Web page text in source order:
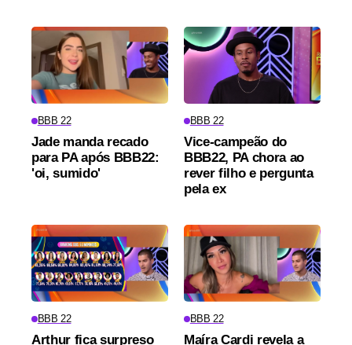
BBB 22
Jade manda recado
para PA após BBB22:
'oi, sumido'
BBB 22
Vice-campeão do
BBB22, PA chora ao
rever filho e pergunta
pela ex
BBB 22
Arthur fica surpreso
BBB 22
Maíra Cardi revela a